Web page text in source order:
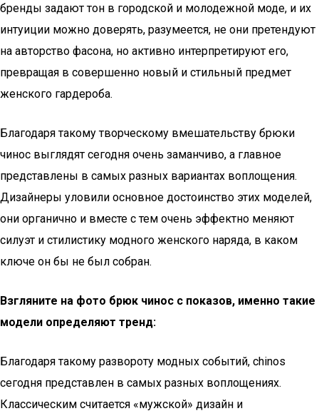
бренды задают тон в городской и молодежной моде, и их
интуиции можно доверять, разумеется, не они претендуют
на авторство фасона, но активно интерпретируют его,
превращая в совершенно новый и стильный предмет
женского гардероба.
Благодаря такому творческому вмешательству брюки
чинос выглядят сегодня очень заманчиво, а главное
представлены в самых разных вариантах воплощения.
Дизайнеры уловили основное достоинство этих моделей,
они органично и вместе с тем очень эффектно меняют
силуэт и стилистику модного женского наряда, в каком
ключе он бы не был собран.
Взгляните на фото брюк чинос с показов, именно такие
модели определяют тренд:
Благодаря такому развороту модных событий, сhinos
сегодня представлен в самых разных воплощениях.
Классическим считается «мужской» дизайн и